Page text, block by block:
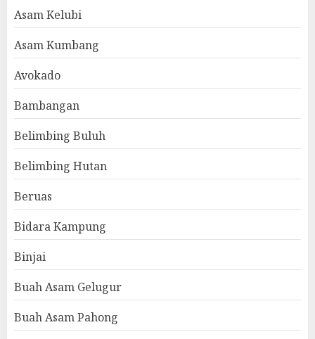
Asam Kelubi
Asam Kumbang
Avokado
Bambangan
Belimbing Buluh
Belimbing Hutan
Beruas
Bidara Kampung
Binjai
Buah Asam Gelugur
Buah Asam Pahong